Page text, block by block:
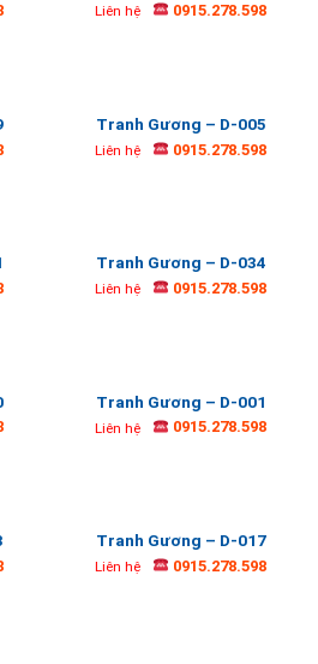
Liên hệ 0915.278.598
Tranh Gương – D-005
Liên hệ 0915.278.598
Tranh Gương – D-034
Liên hệ 0915.278.598
Tranh Gương – D-001
Liên hệ 0915.278.598
Tranh Gương – D-017
Liên hệ 0915.278.598